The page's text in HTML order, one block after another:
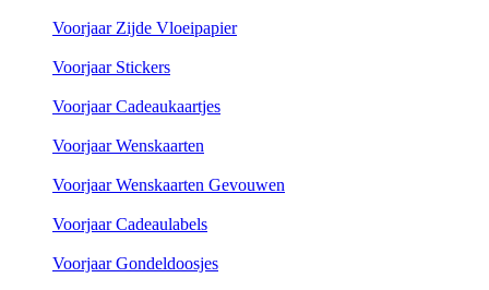
Voorjaar Zijde Vloeipapier
Voorjaar Stickers
Voorjaar Cadeaukaartjes
Voorjaar Wenskaarten
Voorjaar Wenskaarten Gevouwen
Voorjaar Cadeaulabels
Voorjaar Gondeldoosjes